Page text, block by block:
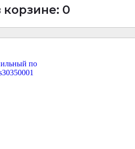
корзине: 0